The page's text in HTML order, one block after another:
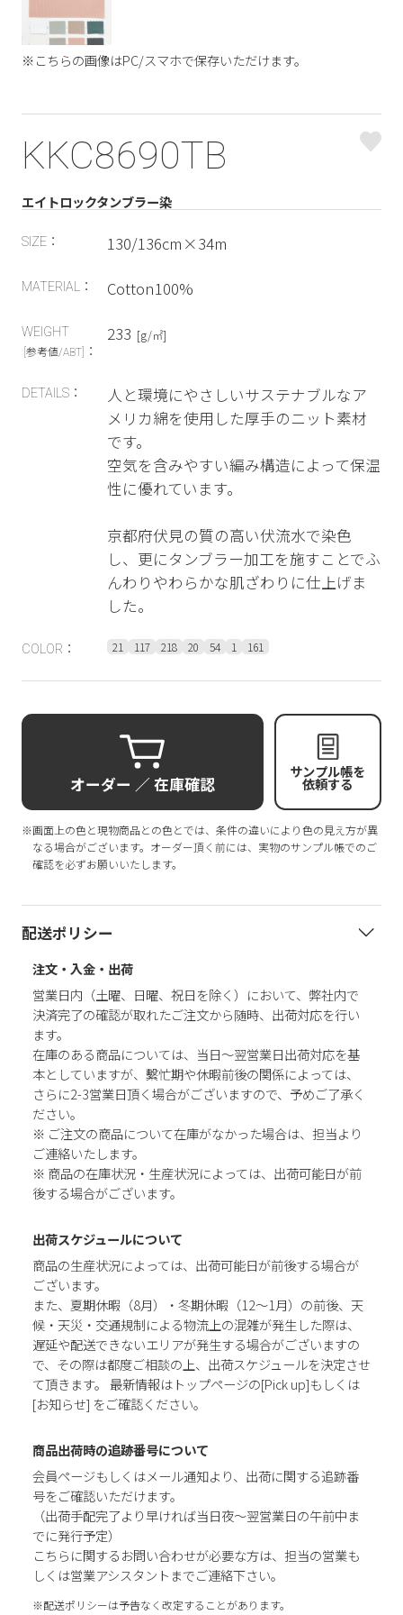
※こちらの画像はPC/スマホで保存いただけます。
KKC8690TB
エイトロックタンブラー染
SIZE： 130/136cm×34m
MATERIAL： Cotton100%
WEIGHT
[参考値/ABT] ：
233 [g/㎡]
DETAILS：
人と環境にやさしいサステナブルなア
メリカ綿を使用した厚手のニット素材
です。
空気を含みやすい編み構造によって保温
性に優れています。
京都府伏見の質の高い伏流水で染色
し、更にタンブラー加工を施すことでふ
んわりやわらかな肌ざわりに仕上げま
した。
COLOR： 21 117 218 20 54 1 161
オーダー ／ 在庫確認
サンプル帳を
依頼する
※画面上の色と現物商品との色とでは、条件の違いにより色の見え方が異
なる場合がございます。オーダー頂く前には、実物のサンプル帳でのご
確認を必ずお願いいたします。
配送ポリシー
注文・入金・出荷
営業日内（土曜、日曜、祝日を除く）において、弊社内で
決済完了の確認が取れたご注文から随時、出荷対応を行い
ます。
在庫のある商品については、当日～翌営業日出荷対応を基
本としていますが、繫忙期や休暇前後の関係によっては、
さらに2-3営業日頂く場合がございますので、予めご了承く
ださい。
※ ご注文の商品について在庫がなかった場合は、担当より
ご連絡いたします。
※ 商品の在庫状況・生産状況によっては、出荷可能日が前
後する場合がございます。
出荷スケジュールについて
商品の生産状況によっては、出荷可能日が前後する場合が
ございます。
また、夏期休暇（8月）・冬期休暇（12～1月）の前後、天
候・天災・交通規制による物流上の混雑が発生した際は、
遅延や配送できないエリアが発生する場合がございますの
で、その際は都度ご相談の上、出荷スケジュールを決定させ
て頂きます。 最新情報はトップページの[Pick up]もしくは
[お知らせ] をご確認ください。
商品出荷時の追跡番号について
会員ページもしくはメール通知より、出荷に関する追跡番
号をご確認いただけます。
（出荷手配完了より早ければ当日夜～翌営業日の午前中ま
でに発行予定）
こちらに関するお問い合わせが必要な方は、担当の営業も
しくは営業アシスタントまでご連絡下さい。
※配送ポリシーは予告なく改定することがあります。